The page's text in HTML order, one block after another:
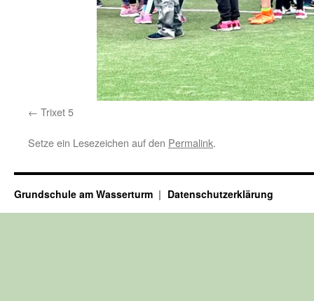
Trixet 5
Setze ein Lesezeichen auf den Permalink.
Grundschule am Wasserturm Datenschutzerklärung